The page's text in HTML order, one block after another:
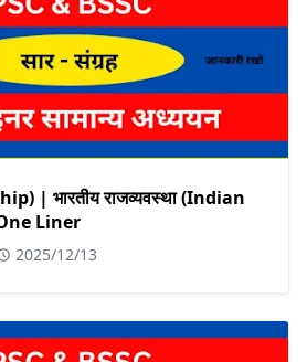
| भारतीय राजव्यवस्था (Indian
Liner
2025/12/13